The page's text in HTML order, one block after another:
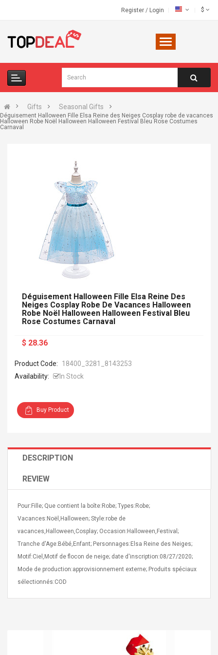
Register / Login $
Gifts Seasonal Gifts
Déguisement Halloween Fille Elsa Reine des Neiges Cosplay robe de vacances
Halloween Robe Noël Halloween Halloween Festival Bleu Rose Costumes
Carnaval
Sole
Plan Cutter
Instrumento
Onctueux -
Asics Tiger Gel-Kayano
5.1 Sneaker
$ 122.72
$ 240.63
Boxing Gloves Fashion
Black 1 Pair Gloves Rose
Golden 1 Pair Gloves 55
NUX NOD-1 HORSEMAN
Déguisement Halloween Fille Elsa Reine Des
Neiges Cosplay Robe De Vacances Halloween
Robe Noël Halloween Halloween Festival Bleu
Rose Costumes Carnaval
$ 28.36
Product Code:
18400_3281_8143253
Availability:
In Stock
Buy Product
DESCRIPTION
REVIEW
Pour:Fille; Que contient la boîte:Robe; Types:Robe;
Vacances:Noël,Halloween; Style:robe de
vacances,Halloween,Cosplay; Occasion:Halloween,Festival;
Tranche d'Age:Bébé,Enfant; Personnages:Elsa Reine des Neiges;
Motif:Ciel,Motif de flocon de neige; date d'inscription:08/27/2020;
Mode de production:approvisionnement externe; Produits spéciaux
sélectionnés:COD